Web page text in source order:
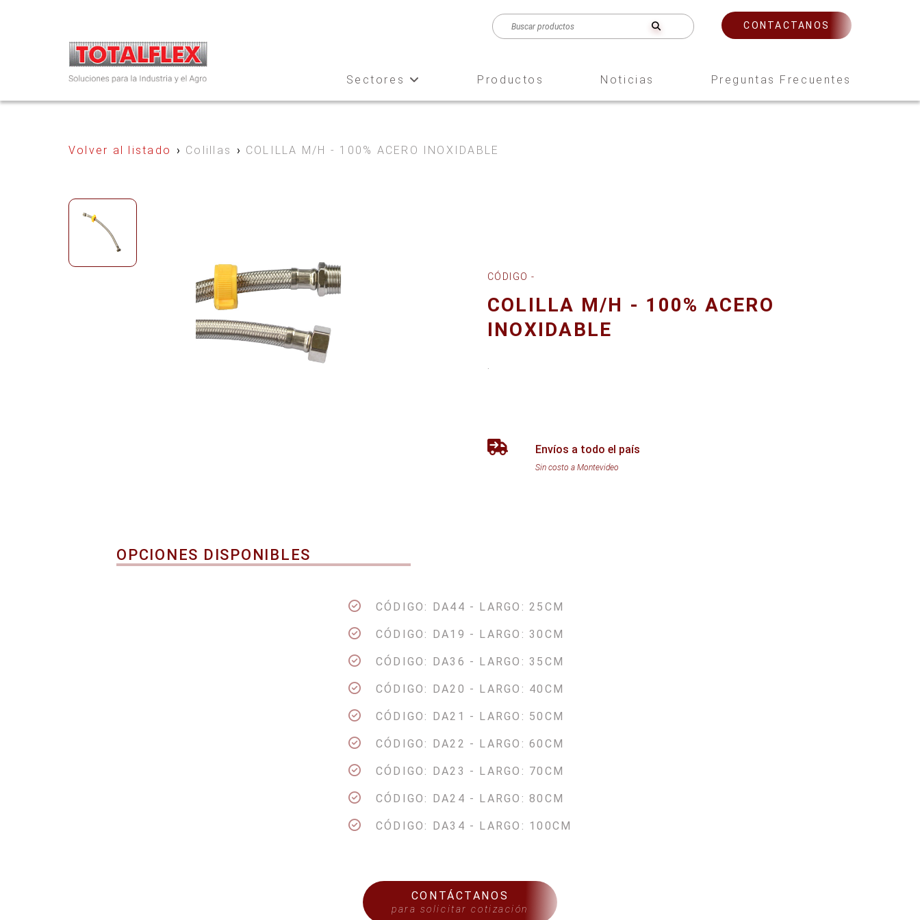
CONTACTANOS
Sectores Productos Noticias Preguntas Frecuentes
Volver al listado › Colillas › COLILLA M/H - 100% ACERO INOXIDABLE
CÓDIGO -
COLILLA M/H - 100% ACERO
INOXIDABLE
Envíos a todo el país
Sin costo a Montevideo
OPCIONES DISPONIBLES
CÓDIGO: DA44 - LARGO: 25CM
CÓDIGO: DA19 - LARGO: 30CM
CÓDIGO: DA36 - LARGO: 35CM
CÓDIGO: DA20 - LARGO: 40CM
CÓDIGO: DA21 - LARGO: 50CM
CÓDIGO: DA22 - LARGO: 60CM
CÓDIGO: DA23 - LARGO: 70CM
CÓDIGO: DA24 - LARGO: 80CM
CÓDIGO: DA34 - LARGO: 100CM
CONTÁCTANOS
para solicitar cotización